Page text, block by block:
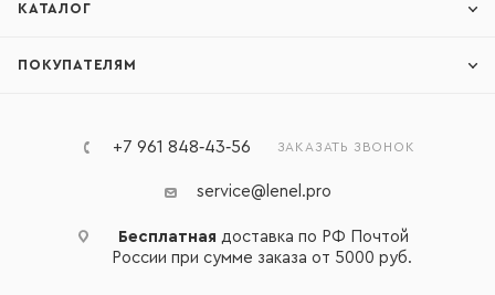
КАТАЛОГ
ПОКУПАТЕЛЯМ
+7 961 848‑43‑56 ЗАКАЗАТЬ ЗВОНОК
service@lenel.pro
Бесплатная доставка по РФ Почтой
России при сумме заказа от 5000 руб.